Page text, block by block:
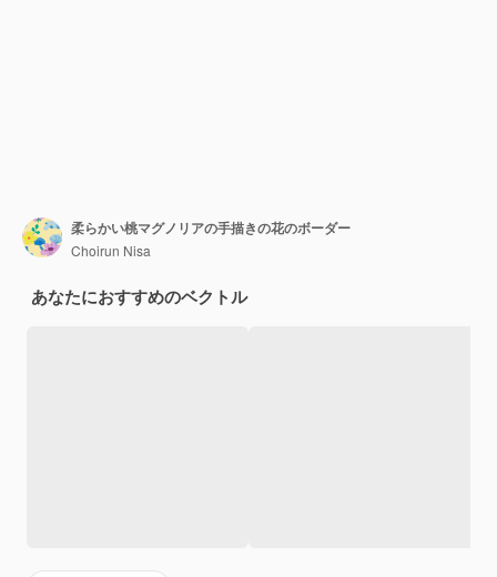
柔らかい桃マグノリアの手描きの花のボーダー
Choirun Nisa
あなたにおすすめのベクトル